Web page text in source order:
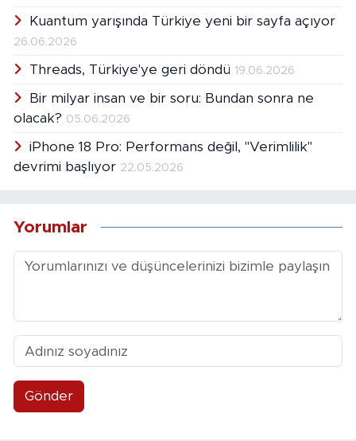
Kuantum yarışında Türkiye yeni bir sayfa açıyor
26.06.2026
Threads, Türkiye'ye geri döndü 19.06.2026
Bir milyar insan ve bir soru: Bundan sonra ne
olacak? 05.06.2026
iPhone 18 Pro: Performans değil, "Verimlilik"
devrimi başlıyor 22.05.2026
Yorumlar
Gönder